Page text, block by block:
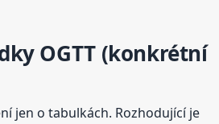
OGTT (konkrétní
jen o tabulkách. Rozhodující je